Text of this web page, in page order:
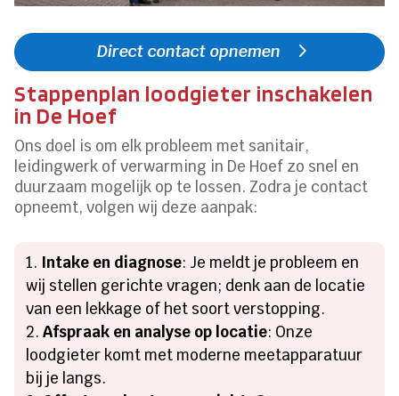
Direct contact opnemen
Stappenplan loodgieter inschakelen
in De Hoef
Ons doel is om elk probleem met sanitair,
leidingwerk of verwarming in De Hoef zo snel en
duurzaam mogelijk op te lossen. Zodra je contact
opneemt, volgen wij deze aanpak:
Intake en diagnose: Je meldt je probleem en
wij stellen gerichte vragen; denk aan de locatie
van een lekkage of het soort verstopping.
Afspraak en analyse op locatie: Onze
loodgieter komt met moderne meetapparatuur
bij je langs.